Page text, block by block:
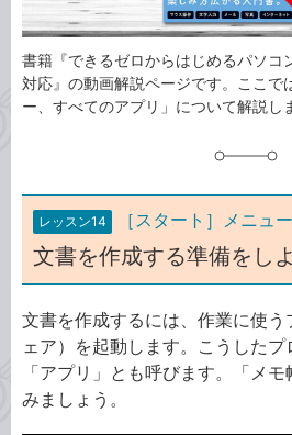
書籍『できるゼロからはじめるパソコ
対応』の動画解説ページです。ここで
ー、すべてのアプリ」について解説し
レッスン14 ［スタート］メニュ
文書を作成する準備をし
文書を作成するには、作業に使う
ェア）を起動します。こうした
「アプリ」とも呼びます。「メ
みましょう。